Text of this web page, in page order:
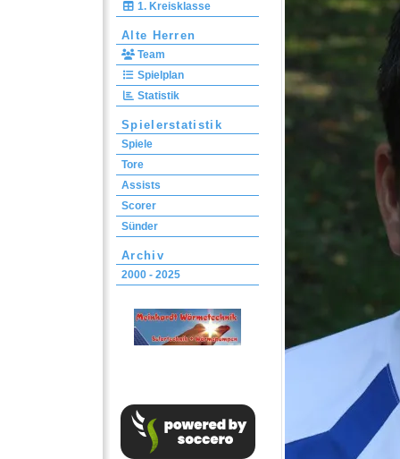
1. Kreisklasse
Alte Herren
Team
Spielplan
Statistik
Spielerstatistik
Spiele
Tore
Assists
Scorer
Sünder
Archiv
2000 - 2025